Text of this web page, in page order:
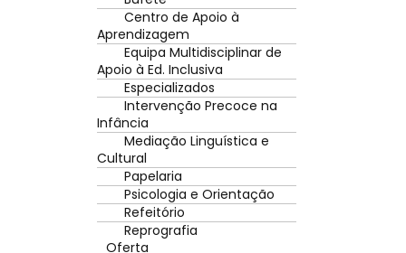
Centro de Apoio à
Aprendizagem
Equipa Multidisciplinar de
Apoio à Ed. Inclusiva
Especializados
Intervenção Precoce na
Infância
Mediação Linguística e
Cultural
Papelaria
Psicologia e Orientação
Refeitório
Reprografia
Oferta